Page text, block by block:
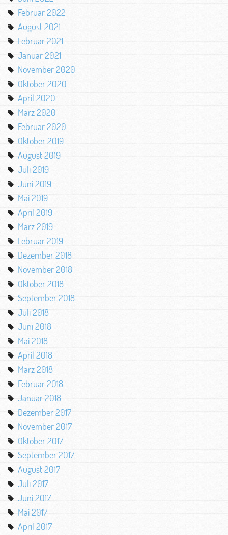
Februar 2022
August 2021
Februar 2021
Januar 2021
November 2020
Oktober 2020
April 2020
März 2020
Februar 2020
Oktober 2019
August 2019
Juli 2019
Juni 2019
Mai 2019
April 2019
März 2019
Februar 2019
Dezember 2018
November 2018
Oktober 2018
September 2018
Juli 2018
Juni 2018
Mai 2018
April 2018
März 2018
Februar 2018
Januar 2018
Dezember 2017
November 2017
Oktober 2017
September 2017
August 2017
Juli 2017
Juni 2017
Mai 2017
April 2017